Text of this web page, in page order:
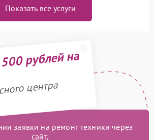
Показать все услуги
рублей на
центра
заявки на ремонт техники через
сайт,